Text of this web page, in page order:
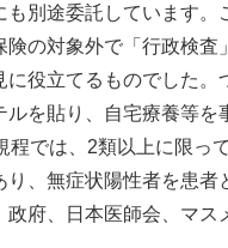
別途委託しています。
の対象外で「行政検査
役立てるものでした
を貼り、自宅療養等を
程では、2類以上に限っ
、無症状陽性者を患者
政府、日本医師会、マ